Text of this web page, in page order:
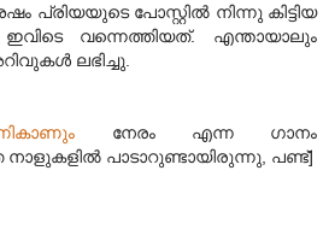
പ്രിയയുടെ പോസ്റ്റില്‍ നിന്നു കിട്ടിയ
വന്നെത്തിയത്. എന്തായാലും
ലഭിച്ചു.
നേരം എന്ന ഗാനം
പാടാറുണ്ടായിരുന്നു, പണ്ട്]